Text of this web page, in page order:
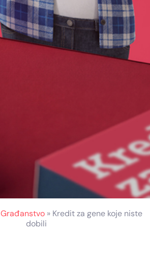
Građanstvo » Kredit za gene koje niste
dobili